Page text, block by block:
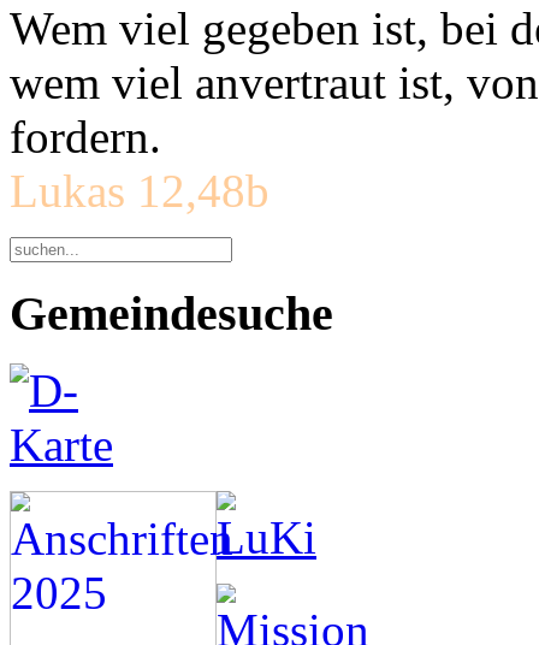
Wem viel gegeben ist, bei
wem viel anvertraut ist,
fordern.
Lukas 12,48b
Gemeindesuche